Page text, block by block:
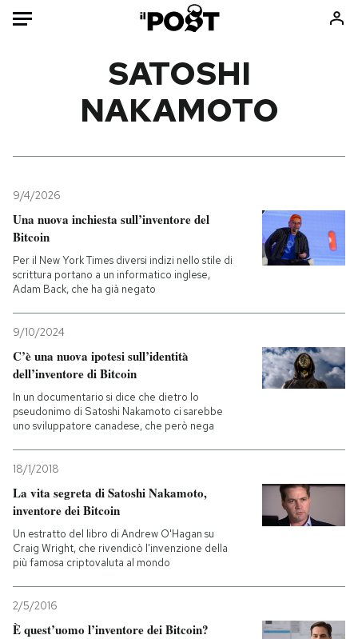
Mondo
Tecnologia
Internet
Cultura
Economia
Libri
Ok Boomer!
Europa
PODCAST
I MIEI PREFERITI
SHOP
CALENDARIO
SATOSHI
NAKAMOTO
9/4/2026
Una nuova inchiesta sull’inventore del
Bitcoin
Per il New York Times diversi indizi nello stile di
scrittura portano a un informatico inglese,
Adam Back, che ha già negato
9/10/2024
C’è una nuova ipotesi sull’identità
dell’inventore di Bitcoin
In un documentario si dice che dietro lo
pseudonimo di Satoshi Nakamoto ci sarebbe
uno sviluppatore canadese, che però nega
18/1/2018
La vita segreta di Satoshi Nakamoto,
inventore dei Bitcoin
Un estratto del libro di Andrew O'Hagan su
Craig Wright, che rivendicò l'invenzione della
più famosa criptovaluta al mondo
2/5/2016
È quest’uomo l’inventore dei Bitcoin?